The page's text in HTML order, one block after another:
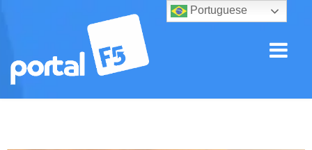
Portuguese